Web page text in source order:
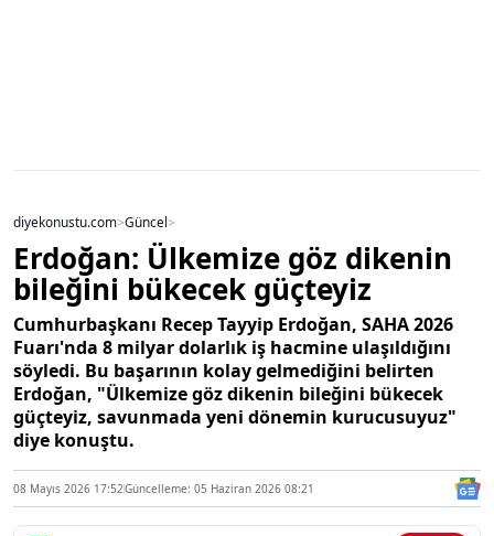
diyekonustu.com>Güncel>
Erdoğan: Ülkemize göz dikenin
bileğini bükecek güçteyiz
Cumhurbaşkanı Recep Tayyip Erdoğan, SAHA 2026
Fuarı'nda 8 milyar dolarlık iş hacmine ulaşıldığını
söyledi. Bu başarının kolay gelmediğini belirten
Erdoğan, "Ülkemize göz dikenin bileğini bükecek
güçteyiz, savunmada yeni dönemin kurucusuyuz"
diye konuştu.
08 Mayıs 2026 17:52Güncelleme: 05 Haziran 2026 08:21